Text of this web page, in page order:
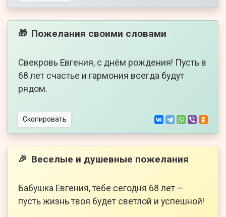
🎁 Пожелания своими словами
Свекровь Евгения, с днём рождения! Пусть в
68 лет счастье и гармония всегда будут
рядом.
Скопировать
🎉 Веселые и душевные пожелания
Бабушка Евгения, тебе сегодня 68 лет —
пусть жизнь твоя будет светлой и успешной!